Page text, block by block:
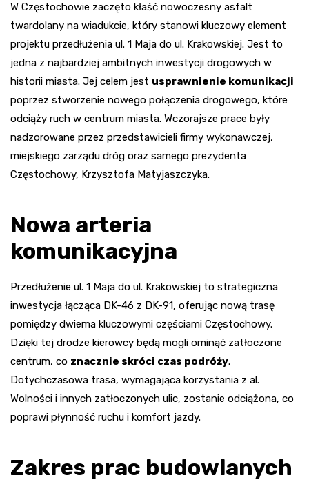
W Częstochowie zaczęto kłaść nowoczesny asfalt
twardolany na wiadukcie, który stanowi kluczowy element
projektu przedłużenia ul. 1 Maja do ul. Krakowskiej. Jest to
jedna z najbardziej ambitnych inwestycji drogowych w
historii miasta. Jej celem jest usprawnienie komunikacji
poprzez stworzenie nowego połączenia drogowego, które
odciąży ruch w centrum miasta. Wczorajsze prace były
nadzorowane przez przedstawicieli firmy wykonawczej,
miejskiego zarządu dróg oraz samego prezydenta
Częstochowy, Krzysztofa Matyjaszczyka.
Nowa arteria
komunikacyjna
Przedłużenie ul. 1 Maja do ul. Krakowskiej to strategiczna
inwestycja łącząca DK-46 z DK-91, oferując nową trasę
pomiędzy dwiema kluczowymi częściami Częstochowy.
Dzięki tej drodze kierowcy będą mogli ominąć zatłoczone
centrum, co znacznie skróci czas podróży.
Dotychczasowa trasa, wymagająca korzystania z al.
Wolności i innych zatłoczonych ulic, zostanie odciążona, co
poprawi płynność ruchu i komfort jazdy.
Zakres prac budowlanych